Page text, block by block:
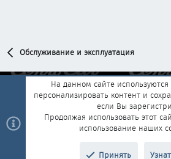
Обслуживание и эксплуатация
Обратная связь
Условия и правила
Политика конфиденциальности
Помощь
На данном сайте
персонализировать контент и
если Вы
Продолжая использовать этот
использование наших
Принять